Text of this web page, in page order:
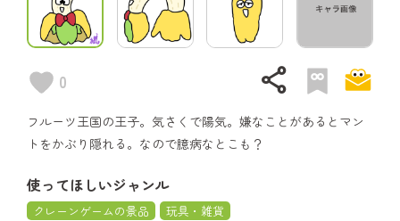
0 share
フルーツ王国の王子。気さくで陽気。嫌なことがあるとマン
トをかぶり隠れる。なので臆病なとこも？
使ってほしいジャンル
クレーンゲームの景品
玩具・雑貨